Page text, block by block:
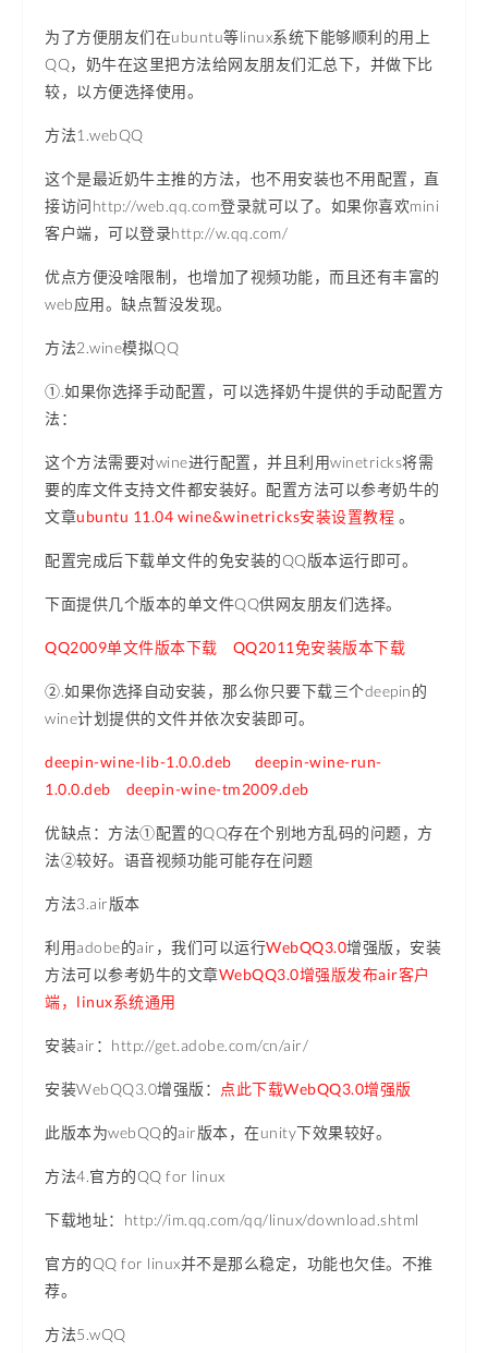
为了方便朋友们在ubuntu等linux系统下能够顺利的用上
QQ，奶牛在这里把方法给网友朋友们汇总下，并做下比
较，以方便选择使用。
方法1.webQQ
这个是最近奶牛主推的方法，也不用安装也不用配置，直
接访问http://web.qq.com登录就可以了。如果你喜欢mini
客户端，可以登录http://w.qq.com/
优点方便没啥限制，也增加了视频功能，而且还有丰富的
web应用。缺点暂没发现。
方法2.wine模拟QQ
①.如果你选择手动配置，可以选择奶牛提供的手动配置方
法：
这个方法需要对wine进行配置，并且利用winetricks将需
要的库文件支持文件都安装好。配置方法可以参考奶牛的
文章ubuntu 11.04 wine&winetricks安装设置教程 。
配置完成后下载单文件的免安装的QQ版本运行即可。
下面提供几个版本的单文件QQ供网友朋友们选择。
QQ2009单文件版本下载 QQ2011免安装版本下载
②.如果你选择自动安装，那么你只要下载三个deepin的
wine计划提供的文件并依次安装即可。
deepin-wine-lib-1.0.0.deb
deepin-wine-run-
1.0.0.deb
deepin-wine-tm2009.deb
优缺点：方法①配置的QQ存在个别地方乱码的问题，方
法②较好。语音视频功能可能存在问题
方法3.air版本
利用adobe的air，我们可以运行WebQQ3.0增强版，安装
方法可以参考奶牛的文章WebQQ3.0增强版发布air客户
端，linux系统通用
安装air：http://get.adobe.com/cn/air/
安装WebQQ3.0增强版： 点此下载WebQQ3.0增强版
此版本为webQQ的air版本，在unity下效果较好。
方法4.官方的QQ for linux
下载地址：http://im.qq.com/qq/linux/download.shtml
官方的QQ for linux并不是那么稳定，功能也欠佳。不推
荐。
方法5.wQQ